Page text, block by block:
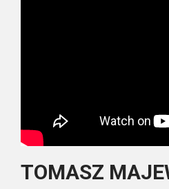
TOMASZ